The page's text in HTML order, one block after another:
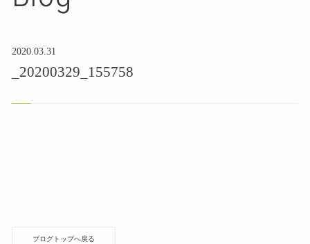
2020.03.31
_20200329_155758
ブログトップへ戻る